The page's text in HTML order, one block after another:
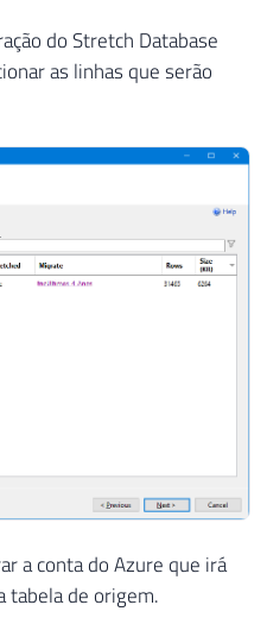
do Stretch Database
as linhas que serão
a conta do Azure que irá
tabela de origem.